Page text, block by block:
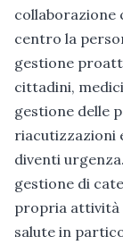
collaborazione
centro la
gestione
cittadini,
gestione delle
riacutizzazioni
diventi
gestione di
propria attività
salute in